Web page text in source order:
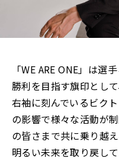
「WE ARE ONE」は選
勝利を目指す旗印とし
右袖に刻んでいるビク
の影響で様々な活動が
の皆さまで共に乗り越
明るい未来を取り戻し